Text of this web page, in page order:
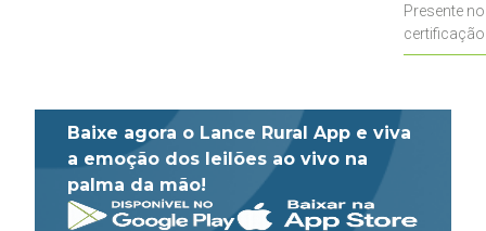
Presente
Baixe agora o Lance Rural App e viva
a emoção dos leilões ao vivo na
palma da mão!